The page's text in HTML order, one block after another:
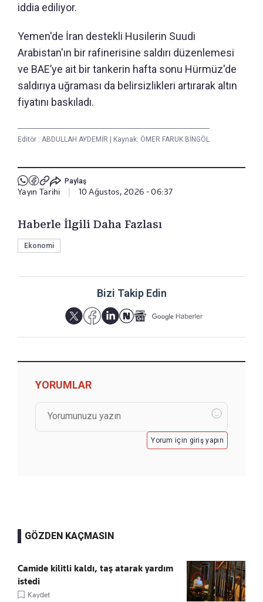
iddia ediliyor.
Yemen'de İran destekli Husilerin Suudi
Arabistan'ın bir rafinerisine saldırı düzenlemesi
ve BAE’ye ait bir tankerin hafta sonu Hürmüz'de
saldırıya uğraması da belirsizlikleri artırarak altın
fiyatını baskıladı.
Editör : ABDULLAH AYDEMİR | Kaynak: ÖMER FARUK BİNGÖL
Paylaş
Yayın Tarihi 10 Ağustos, 2026 - 06:37
Haberle İlgili Daha Fazlası
Ekonomi
Bizi Takip Edin
YORUMLAR
Yorum için giriş yapın
GÖZDEN KAÇMASIN
Camide kilitli kaldı, taş atarak yardım
istedi
Kaydet